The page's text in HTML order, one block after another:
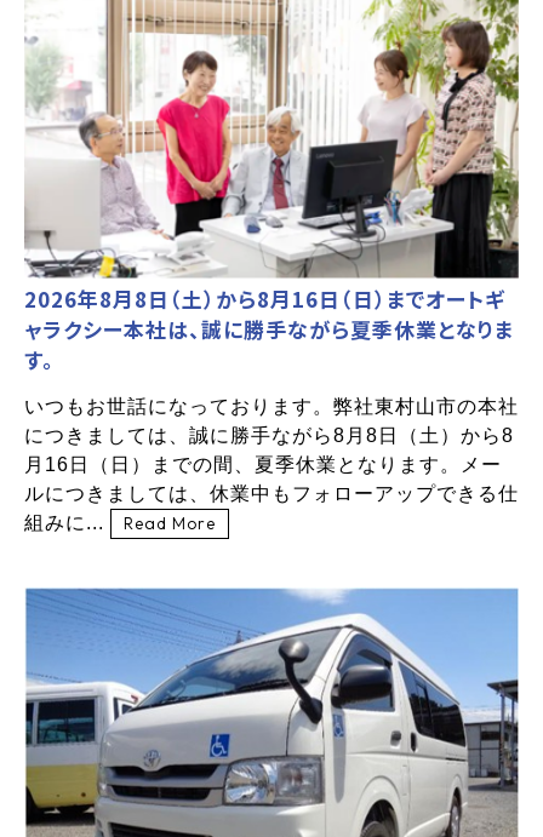
2026年8月8日（土）から8月16日（日）までオートギ
ャラクシー本社は、誠に勝手ながら夏季休業となりま
す。
いつもお世話になっております。弊社東村山市の本社
につきましては、誠に勝手ながら8月8日（土）から8
月16日（日）までの間、夏季休業となります。メー
ルにつきましては、休業中もフォローアップできる仕
組みに...
Read More